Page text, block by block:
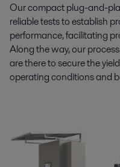
Our compact plug-and-
reliable tests to establish
performance, facilitating
Along the way, our
are there to secure the
operating conditions and